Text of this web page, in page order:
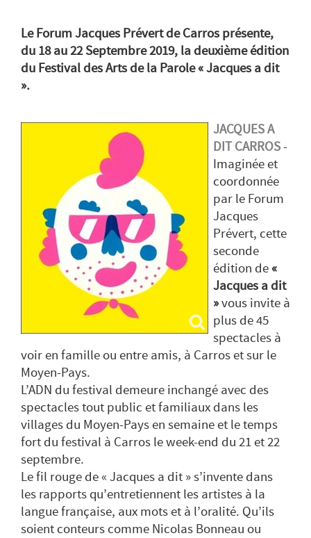
Le Forum Jacques Prévert de Carros présente,
du 18 au 22 Septembre 2019, la deuxième édition
du Festival des Arts de la Parole « Jacques a dit
».
JACQUES A
DIT CARROS-
Imaginée et
coordonnée
par le Forum
Jacques
Prévert, cette
seconde
édition de«
Jacques a dit
»vous invite à
plus de 45
spectacles à
voir en famille ou entre amis, à Carros et sur le
Moyen-Pays.
L’ADN du festival demeure inchangé avec des
spectacles tout public et familiaux dans les
villages du Moyen-Pays en semaine et le temps
fort du festival à Carros le week-end du 21 et 22
septembre.
Le fil rouge de « Jacques a dit » s’invente dans
les rapports qu’entretiennent les artistes à la
langue française, aux mots et à l’oralité. Qu’ils
soient conteurs comme Nicolas Bonneau ou